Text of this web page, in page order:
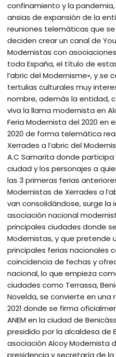
confinamiento y la
ansias de expansión de la
reuniones telemáticas que
deciden crear un canal de
Modernistas con
toda España, el título de
l’abric del Modernisme», y se
tertulias culturales muy
nombre, además la entidad,
viva la llama modernista en
Feria Modernista del 2020 en
2020 de forma telemática
Xerrades a l’abric del
A.C Samarita donde
ciudad y los personajes a
las 3 primeras ferias
Modernistas de Xerrades a
van consolidándose, surge la
asociación nacional
principales ciudades donde
Modernistas, y que pretende
principales ferias nacionales
coincidencia de fechas y
nacional, lo que empieza
ciudades como Terrassa,
Novelda, se convierte en una
2021 donde se firma
ANEM en la ciudad de
presidido por la alcaldesa de
asociación Alcoy Modernista
presidencia y secretaría de